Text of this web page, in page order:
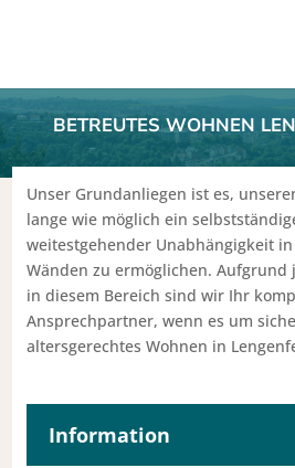
BETREUTES WOHNEN
Unser Grundanliegen ist es,
lange wie möglich ein
weitestgehender Unabhängigkeit
Wänden zu ermöglichen.
in diesem Bereich sind wir Ihr
Ansprechpartner, wenn es um
altersgerechtes Wohnen in
Information